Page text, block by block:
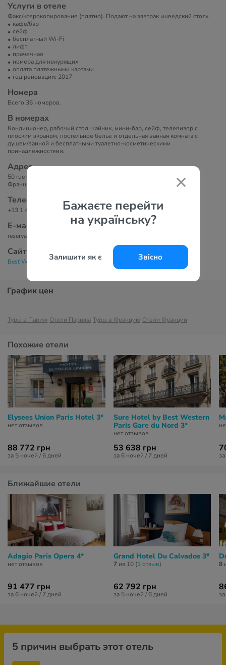
Бажаєте перейти
на українську?
Залишити як є Звісно
Услуги в отеле
Факс/ксерокопирование (платно). Подают на завтрак «шведский стол».
кафе/бар
сейф
бесплатный Wi-Fi
лифт
прачечная
номера для некурящих
оплата платежными картами
год реновации: 2017
Номера
Всего 36 номеров.
В номерах
Кондиционер, рабочий стол, чайник, мини-бар, сейф, телевизор с
плоским экраном, постельное белье и отдельная ванная комната с
душем/ванной и бесплатными туалетно-косметическими
принадлежностями.
Адрес
50 rue des Mathurins, 8-й округ — Елисейские Поля, 75008 Париж,
Франция.
Телефоны
+33 1 42 65 35 48
Е-маil
reservation@hotelsydneyopera.com
Сайт
Best Western Plus Hotel Sydney Opera 3*
График цен
Туры в Париж Отели Парижа Туры в Францию Отели Франции
Похожие отели
Elysees Union Paris Hotel 3*
нет отзывов
88 772 грн
за 5 ночей / 6 дней
Sure Hotel by Best Western
Paris Gare du Nord 3*
нет отзывов
53 638 грн
за 6 ночей / 7 дней
Ближайшие отели
Adagio Paris Opera 4*
нет отзывов
91 477 грн
за 6 ночей / 7 дней
Grand Hotel Du Calvados 3*
7из 10 (1 отзыв)
62 792 грн
за 5 ночей / 6 дней
8
5 причин выбрать этот отель